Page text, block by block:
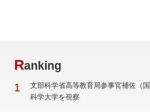
Ranking
1
文部科学省高等教育局参事官補佐（
科学大学を視察